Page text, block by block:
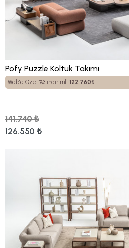
Pofy Puzzle Koltuk Takımı
Web'e Özel %3 indirimli 122.760₺
141.740 ₺
126.550 ₺